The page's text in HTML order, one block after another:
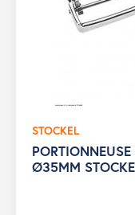
STOCKEL
Ø35MM